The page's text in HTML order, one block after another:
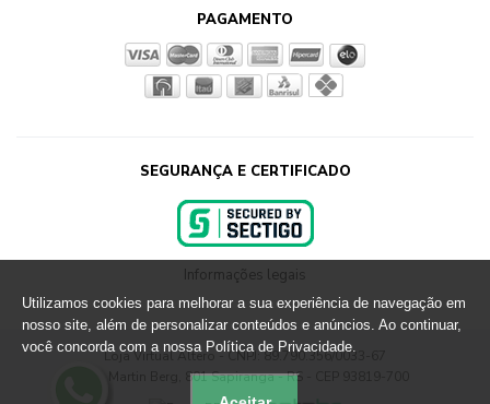
PAGAMENTO
SEGURANÇA E CERTIFICADO
Informações legais
Loja Virtual Altero - CNPJ: 89.790.356/0033-67
Rua Martin Berg, 801 Sapiranga - RS - CEP 93819-700
Utilizamos cookies para melhorar a sua experiência de navegação em
nosso site, além de personalizar conteúdos e anúncios. Ao continuar,
você concorda com a nossa Política de Privacidade.